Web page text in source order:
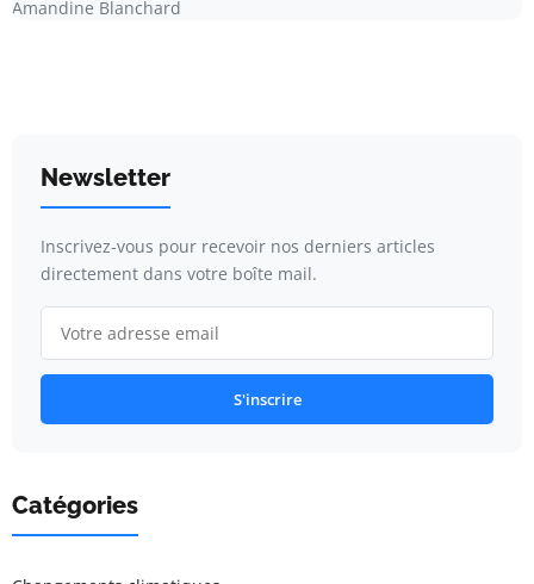
Amandine Blanchard
Newsletter
Inscrivez-vous pour recevoir nos derniers articles
directement dans votre boîte mail.
S'inscrire
Catégories